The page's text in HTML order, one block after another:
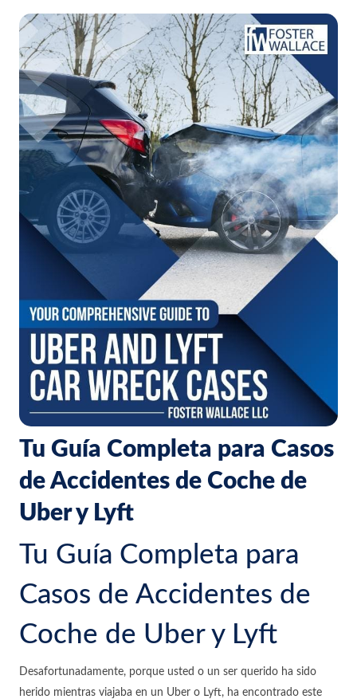
Tu Guía Completa para Casos
de Accidentes de Coche de
Uber y Lyft
Tu Guía Completa para
Casos de Accidentes de
Coche de Uber y Lyft
Desafortunadamente, porque usted o un ser querido ha sido
herido mientras viajaba en un Uber o Lyft, ha encontrado este